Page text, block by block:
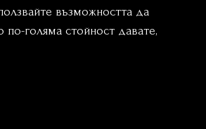
възможността да
по-голяма стойност давате,